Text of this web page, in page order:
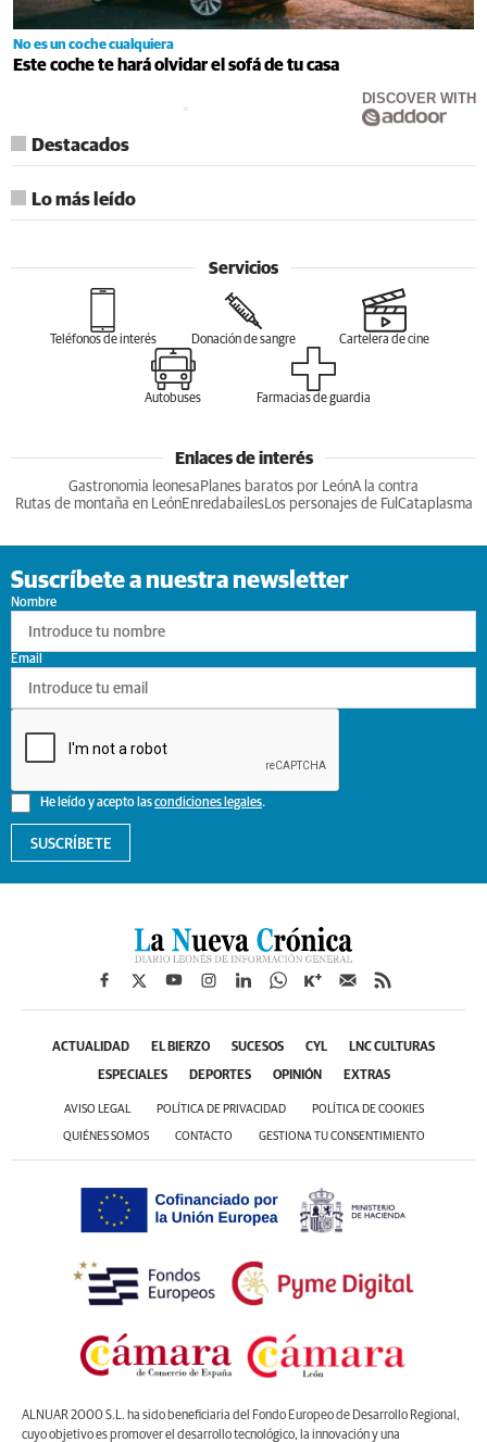
No es un coche cualquiera
Este coche te hará olvidar el sofá de tu casa
DISCOVER WITH
Destacados
Lo más leído
Servicios
Teléfonos de interés Donación de sangre Cartelera de cine
Autobuses Farmacias de guardia
Enlaces de interés
Gastronomia leonesa Planes baratos por LeónA la contra
Rutas de montaña en LeónEnredabailesLos personajes de Ful Cataplasma
Suscríbete a nuestra newsletter
Nombre
He leído y acepto lascondiciones legales.
Email
SUSCRÍBETE
ACTUALIDAD EL BIERZO SUCESOS CYL LNC CULTURAS
ESPECIALES DEPORTES OPINIÓN EXTRAS
AVISO LEGAL POLÍTICA DE PRIVACIDAD POLÍTICA DE COOKIES
QUIÉNES SOMOS CONTACTO GESTIONA TU CONSENTIMIENTO
ALNUAR 2000 S.L. ha sido beneficiaria del Fondo Europeo de Desarrollo Regional,
cuyo objetivo es promover el desarrollo tecnológico, la innovación y una